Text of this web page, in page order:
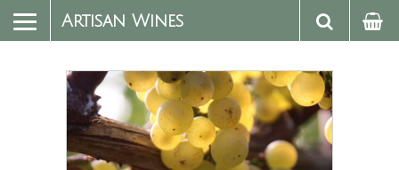
Artisan Wines